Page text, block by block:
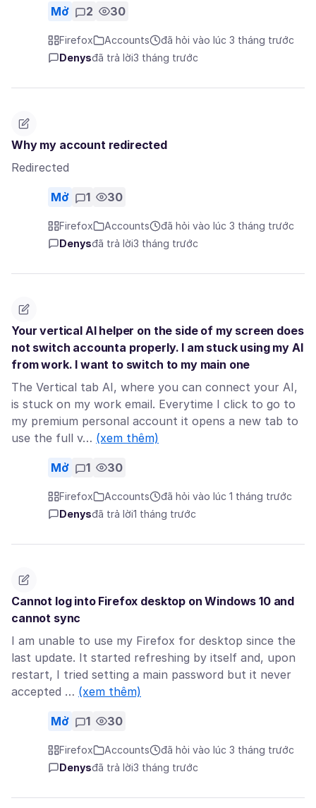
Mở 2 30
Firefox Accounts
đã hỏi vào lúc 3 tháng trước
Denysđã trả lời3 tháng trước
Why my account redirected
Redirected
Mở 1 30
Firefox Accounts
đã hỏi vào lúc 3 tháng trước
Denysđã trả lời3 tháng trước
Your vertical AI helper on the side of my screen does
not switch accounta properly. I am stuck using my AI
from work. I want to switch to my main one
The Vertical tab AI, where you can connect your AI,
is stuck on my work email. Everytime I click to go to
my premium personal account it opens a new tab to
use the full v… (xem thêm)
Mở 1 30
Firefox Accounts
đã hỏi vào lúc 1 tháng trước
Denysđã trả lời1 tháng trước
Cannot log into Firefox desktop on Windows 10 and
cannot sync
I am unable to use my Firefox for desktop since the
last update. It started refreshing by itself and, upon
restart, I tried setting a main password but it never
accepted … (xem thêm)
Mở 1 30
Firefox Accounts
đã hỏi vào lúc 3 tháng trước
Denysđã trả lời3 tháng trước